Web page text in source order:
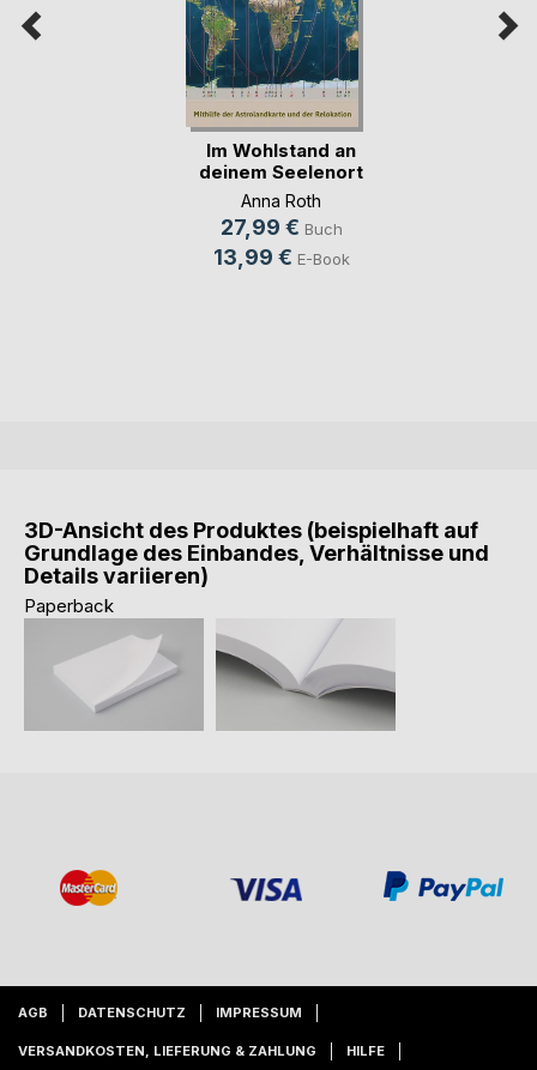
Im Wohlstand an
deinem Seelenort
Anna Roth
27,99 € Buch
13,99 € E-Book
3D-Ansicht des Produktes (beispielhaft auf
Grundlage des Einbandes, Verhältnisse und
Details variieren)
Paperback
AGB DATENSCHUTZ IMPRESSUM
VERSANDKOSTEN, LIEFERUNG & ZAHLUNG HILFE